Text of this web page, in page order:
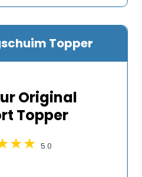
Topper
Original
Topper
5.0